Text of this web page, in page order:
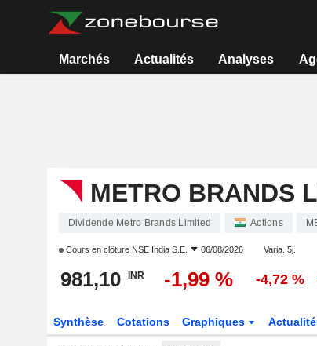
Marchés Actualités Analyses
METRO BRANDS
Dividende Metro Brands Limited Actions
Cours en clôture NSE India S.E. 06/08/2026 Varia. 5j.
981,10 INR -1,99 % -4,72 %
Synthèse Cotations Graphiques